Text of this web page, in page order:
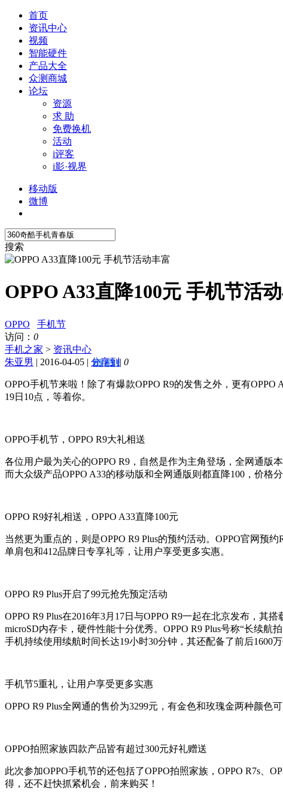
首页
资讯中心
视频
智能硬件
产品大全
众测商城
论坛
资源
求 助
免费换机
活动
i评客
i影·视界
移动版
微博
搜索
OPPO A33直降100元 手机节活
OPPO
手机节
访问： 0
手机之家 > 资讯中心
朱亚男 | 2016-04-05 | 分享到| 0
OPPO手机节来啦！除了有爆款OPPO R9的发售之外，更有
19日10点，等着你。
OPPO手机节，OPPO R9大礼相送
各位用户最为关心的OPPO R9，自然是作为主角登场，全网通版
而大众级产品OPPO A33的移动版和全网通版则都直降100，价格
OPPO R9好礼相送，OPPO A33直降100元
当然更为重点的，则是OPPO R9 Plus的预约活动。OPPO官网预
单肩包和412品牌日专享礼等，让用户享受更多实惠。
OPPO R9 Plus开启了99元抢先预定活动
OPPO R9 Plus在2016年3月17日与OPPO R9一起在北京发布，
microSD内存卡，硬件性能十分优秀。OPPO R9 Plus号称“长续
手机持续使用续航时间长达19小时30分钟，其还配备了前后1600
手机节5重礼，让用户享受更多实惠
OPPO R9 Plus全网通的售价为3299元，有金色和玫瑰金两种颜色
OPPO拍照家族四款产品皆有超过300元好礼赠送
此次参加OPPO手机节的还包括了OPPO拍照家族，OPPO R7s、
得，还不赶快抓紧机会，前来购买！